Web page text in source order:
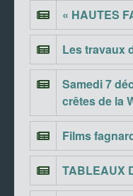
« HAUTES
Les travaux
Samedi 7
crêtes de la
Films
TABLEAUX